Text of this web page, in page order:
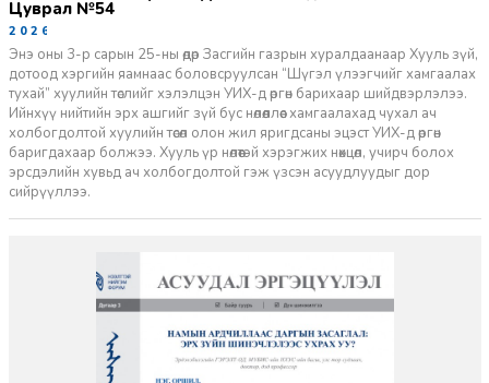
Цуврал №54
2026-07-27
Энэ оны 3-р сарын 25-ны өдөр Засгийн газрын хуралдаанаар Хууль зүй,
дотоод хэргийн яамнаас боловсруулсан “Шүгэл үлээгчийг хамгаалах
тухай” хуулийн төслийг хэлэлцэн УИХ-д өргөн барихаар шийдвэрлэлээ.
Ийнхүү нийтийн эрх ашгийг зүй бус нөлөөллөөс хамгаалахад чухал ач
холбогдолтой хуулийн төсөл олон жил яригдсаны эцэст УИХ-д өргөн
баригдахаар болжээ. Хууль үр нөлөөтэй хэрэгжих нөхцөл, учирч болох
эрсдэлийн хувьд ач холбогдолтой гэж үзсэн асуудлуудыг дор
сийрүүллээ.